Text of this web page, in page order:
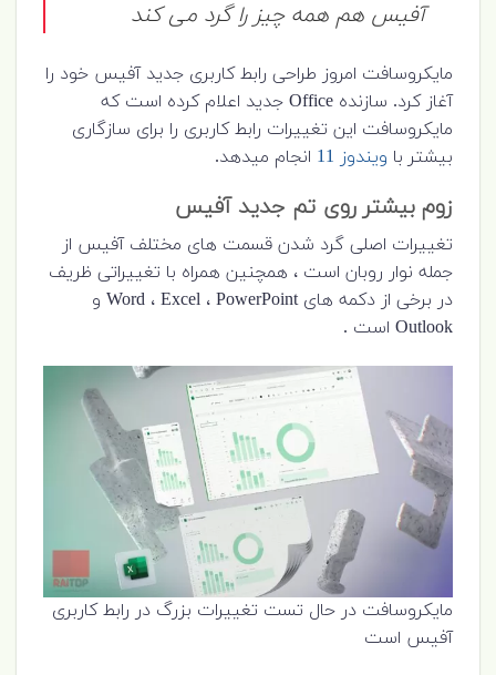
آفیس هم همه چیز را گرد می کند
مایکروسافت امروز طراحی رابط کاربری جدید آفیس خود را
آغاز کرد. سازنده Office جدید اعلام کرده است که
مایکروسافت این تغییرات رابط کاربری را برای سازگاری
بیشتر با ویندوز 11 انجام میدهد.
زوم بیشتر روی تم جدید آفیس
تغییرات اصلی گرد شدن قسمت های مختلف آفیس از
جمله نوار روبان است ، همچنین همراه با تغییراتی ظریف
در برخی از دکمه های Word ، Excel ، PowerPoint و
Outlook است .
مایکروسافت در حال تست تغییرات بزرگ در رابط کاربری
آفیس است